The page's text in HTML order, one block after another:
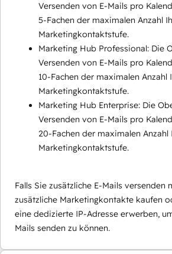
Versenden von E-Mails pro
5-Fachen der maximalen Anzahl
Marketingkontaktstufe.
Marketing Hub Professional: Die
Versenden von E-Mails pro
10-Fachen der maximalen Anzahl
Marketingkontaktstufe.
Marketing Hub Enterprise: Die
Versenden von E-Mails pro
20-Fachen der maximalen Anzahl
Marketingkontaktstufe.
Falls Sie zusätzliche E-Mails versenden
zusätzliche Marketingkontakte kaufen
eine dedizierte IP-Adresse erwerben,
Mails senden zu können.